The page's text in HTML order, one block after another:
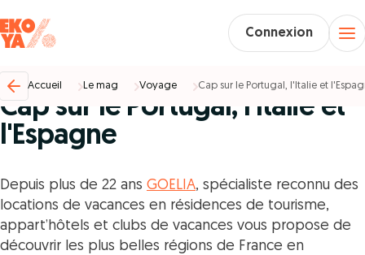
Connexion
Accueil Le mag Voyage Cap sur le Portugal, l'Italie et
Cap sur le Portugal, l'Italie et
l'Espagne
Depuis plus de 22 ans GOELIA, spécialiste reconnu des
locations de vacances en résidences de tourisme,
appart’hôtels et clubs de vacances vous propose de
découvrir les plus belles régions de France en